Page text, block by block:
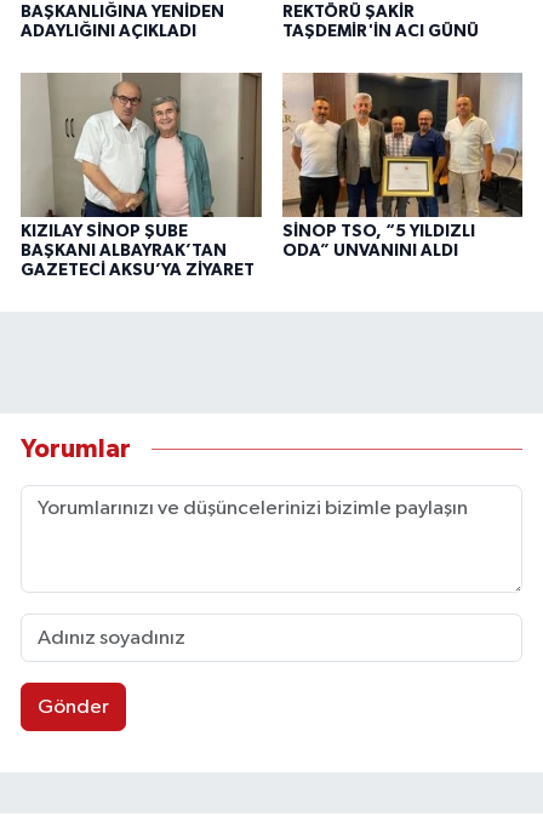
BAŞKANLIĞINA YENİDEN
ADAYLIĞINI AÇIKLADI
REKTÖRÜ ŞAKİR
TAŞDEMİR'İN ACI GÜNÜ
KIZILAY SİNOP ŞUBE
BAŞKANI ALBAYRAK’TAN
GAZETECİ AKSU’YA ZİYARET
SİNOP TSO, “5 YILDIZLI
ODA” UNVANINI ALDI
Yorumlar
Gönder